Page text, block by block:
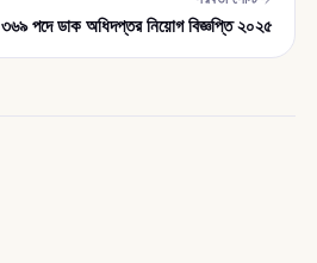
৩৬৯ পদে ডাক অধিদপ্তর নিয়োগ বিজ্ঞপ্তি ২০২৫